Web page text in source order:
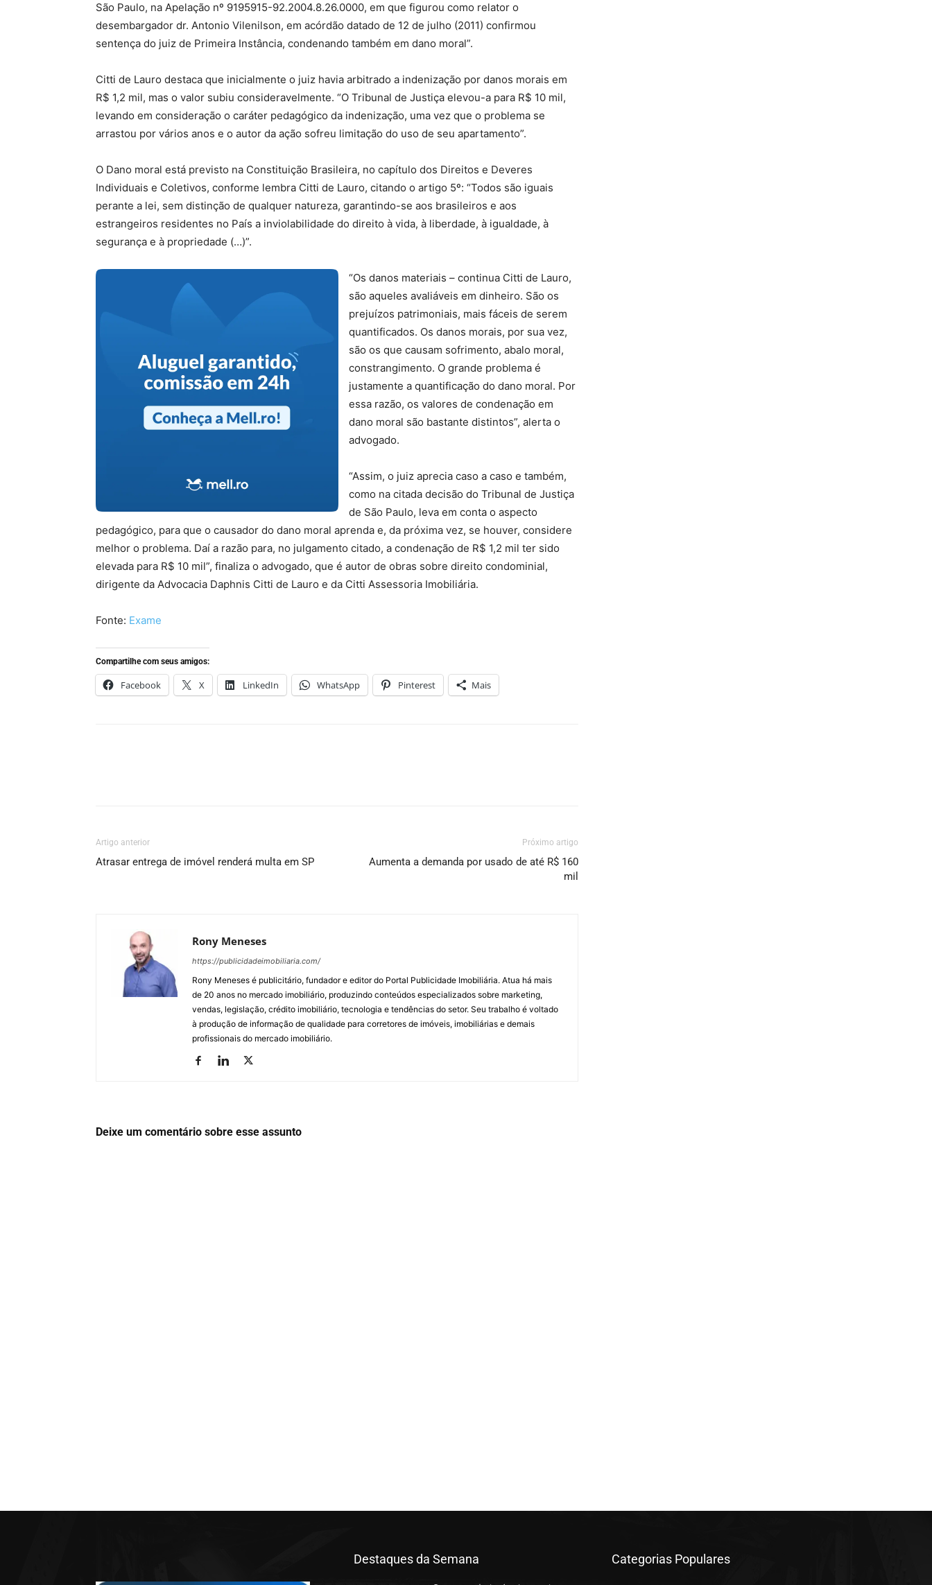
São Paulo, na Apelação nº 9195915-92.2004.8.26.0000, em que figurou como relator o
desembargador dr. Antonio Vilenilson, em acórdão datado de 12 de julho (2011) confirmou
sentença do juiz de Primeira Instância, condenando também em dano moral”.
Citti de Lauro destaca que inicialmente o juiz havia arbitrado a indenização por danos morais em
R$ 1,2 mil, mas o valor subiu consideravelmente. “O Tribunal de Justiça elevou-a para R$ 10 mil,
levando em consideração o caráter pedagógico da indenização, uma vez que o problema se
arrastou por vários anos e o autor da ação sofreu limitação do uso de seu apartamento”.
O Dano moral está previsto na Constituição Brasileira, no capítulo dos Direitos e Deveres
Individuais e Coletivos, conforme lembra Citti de Lauro, citando o artigo 5º: “Todos são iguais
perante a lei, sem distinção de qualquer natureza, garantindo-se aos brasileiros e aos
estrangeiros residentes no País a inviolabilidade do direito à vida, à liberdade, à igualdade, à
segurança e à propriedade (…)”.
“Os danos materiais – continua Citti de Lauro,
são aqueles avaliáveis em dinheiro. São os
prejuízos patrimoniais, mais fáceis de serem
quantificados. Os danos morais, por sua vez,
são os que causam sofrimento, abalo moral,
constrangimento. O grande problema é
justamente a quantificação do dano moral. Por
essa razão, os valores de condenação em
dano moral são bastante distintos”, alerta o
advogado.
“Assim, o juiz aprecia caso a caso e também,
como na citada decisão do Tribunal de Justiça
de São Paulo, leva em conta o aspecto
pedagógico, para que o causador do dano moral aprenda e, da próxima vez, se houver, considere
melhor o problema. Daí a razão para, no julgamento citado, a condenação de R$ 1,2 mil ter sido
elevada para R$ 10 mil”, finaliza o advogado, que é autor de obras sobre direito condominial,
dirigente da Advocacia Daphnis Citti de Lauro e da Citti Assessoria Imobiliária.
Fonte: Exame
Compartilhe com seus amigos:
Facebook X LinkedIn WhatsApp Pinterest Mais
Artigo anterior
Atrasar entrega de imóvel renderá multa em SP
Próximo artigo
Aumenta a demanda por usado de até R$ 160
mil
Rony Meneses
https://publicidadeimobiliaria.com/
Rony Meneses é publicitário, fundador e editor do Portal Publicidade Imobiliária. Atua há mais
de 20 anos no mercado imobiliário, produzindo conteúdos especializados sobre marketing,
vendas, legislação, crédito imobiliário, tecnologia e tendências do setor. Seu trabalho é voltado
à produção de informação de qualidade para corretores de imóveis, imobiliárias e demais
profissionais do mercado imobiliário.
Deixe um comentário sobre esse assunto
Destaques da Semana Categorias Populares